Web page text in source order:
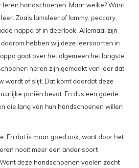
leren handschoenen. Maar welke? Want
Zoals lamsleer of lammy, peccary
nappa of in deerlook. Allemaal zijn
hebben wij deze leersoorten in
gaat over het algemeen het langste
heren zijn gemaakt van leer dat
wordt of slijt. Dat komt doordat deze
poriën bevat. En dus een goede
die lang van hun handschoenen willen
En dat is maar goed ook, want door het
nooit meer een ander soort
deze handschoenen voelen zacht